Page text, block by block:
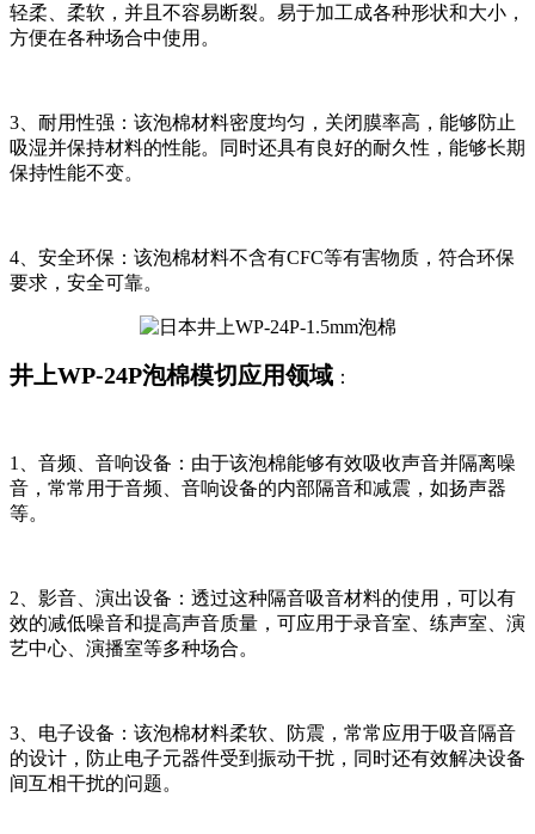
轻柔、柔软，并且不容易断裂。易于加工成各种形状和大小，
方便在各种场合中使用。
3、耐用性强：该泡棉材料密度均匀，关闭膜率高，能够防止
吸湿并保持材料的性能。同时还具有良好的耐久性，能够长期
保持性能不变。
4、安全环保：该泡棉材料不含有CFC等有害物质，符合环保
要求，安全可靠。
井上WP-24P泡棉模切应用领域 ：
1、音频、音响设备：由于该泡棉能够有效吸收声音并隔离噪
音，常常用于音频、音响设备的内部隔音和减震，如扬声器
等。
2、影音、演出设备：透过这种隔音吸音材料的使用，可以有
效的减低噪音和提高声音质量，可应用于录音室、练声室、演
艺中心、演播室等多种场合。
3、电子设备：该泡棉材料柔软、防震，常常应用于吸音隔音
的设计，防止电子元器件受到振动干扰，同时还有效解决设备
间互相干扰的问题。